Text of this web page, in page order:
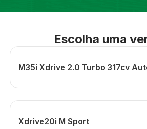
Escolha uma
M35i Xdrive 2.0 Turbo 317cv
Xdrive20i M Sport